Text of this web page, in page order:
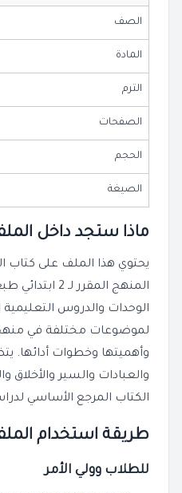
الصف
المادة
الترم
الصفحات
الحجم
الصيغة
ماذا ستجد داخل
يحتوي هذا الملف على كتاب
الوحدات والدروس
لموضوعات مختلفة في منهج
وأهميتها وخطوات أدائها.
والعبادات والسير والأخلاق
الكتاب المرجع الأساسي
طريقة استخدام
للطلاب وولي الأمر